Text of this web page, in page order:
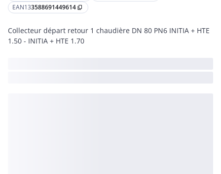
EAN133588691449614 content_copy
Collecteur départ retour 1 chaudière DN 80 PN6 INITIA + HTE
1.50 - INITIA + HTE 1.70